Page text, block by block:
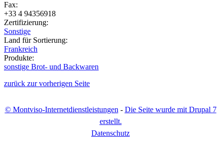
Fax:
+33 4 94356918
Zertifizierung:
Sonstige
Land für Sortierung:
Frankreich
Produkte:
sonstige Brot- und Backwaren
zurück zur vorherigen Seite
© Montviso-Internetdienstleistungen - Die Seite wurde mit Drupal 7
erstellt.
Datenschutz